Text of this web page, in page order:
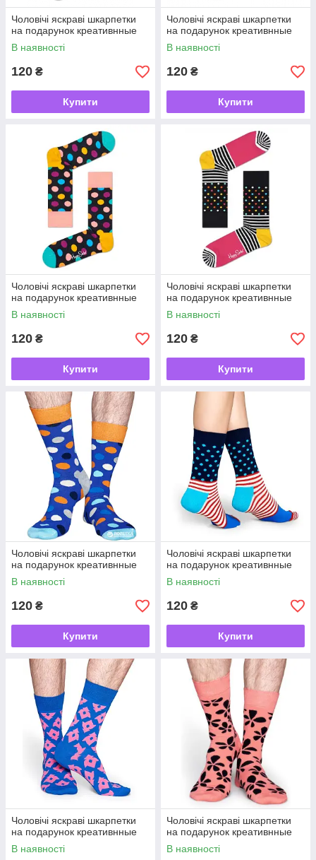
Чоловічі яскраві шкарпетки
на подарунок креативнные
В наявності
120 ₴
Купити
Чоловічі яскраві шкарпетки
на подарунок креативнные
В наявності
120 ₴
Купити
Чоловічі яскраві шкарпетки
на подарунок креативнные
В наявності
120 ₴
Купити
Чоловічі яскраві шкарпетки
на подарунок креативнные
В наявності
120 ₴
Купити
Чоловічі яскраві шкарпетки
на подарунок креативнные
В наявності
120 ₴
Купити
Чоловічі яскраві шкарпетки
на подарунок креативнные
В наявності
120 ₴
Купити
Чоловічі яскраві шкарпетки
на подарунок креативнные
В наявності
Чоловічі яскраві шкарпетки
на подарунок креативнные
В наявності